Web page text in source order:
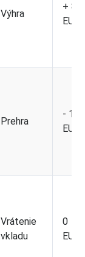
Výhra
+ 85
EUR
Prehra
- 100
EUR
Vrátenie
vkladu
0
EUR